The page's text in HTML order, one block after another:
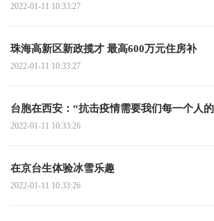
2022-01-11 10:33:27
珠海高新区新政揽才 最高600万元住房补
2022-01-11 10:33:27
台胞在西安：“抗击疫情需要我们每一个人
2022-01-11 10:33:26
在京台生体验冰雪乐趣
2022-01-11 10:33:26